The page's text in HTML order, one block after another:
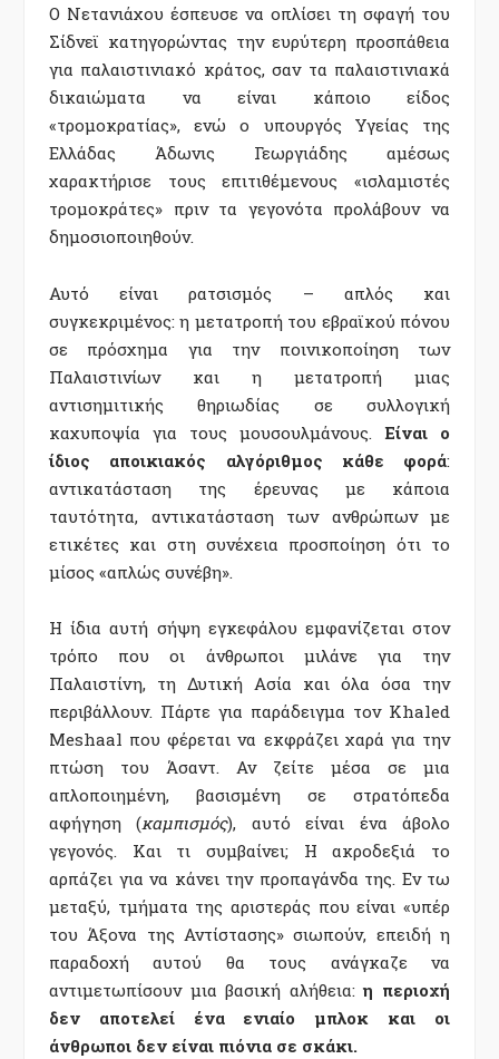
Ο Νετανιάχου έσπευσε να οπλίσει τη σφαγή του
Σίδνεϊ κατηγορώντας την ευρύτερη προσπάθεια
για παλαιστινιακό κράτος, σαν τα παλαιστινιακά
δικαιώματα να είναι κάποιο είδος
«τρομοκρατίας», ενώ ο υπουργός Υγείας της
Ελλάδας Άδωνις Γεωργιάδης αμέσως
χαρακτήρισε τους επιτιθέμενους «ισλαμιστές
τρομοκράτες» πριν τα γεγονότα προλάβουν να
δημοσιοποιηθούν.
Αυτό είναι ρατσισμός – απλός και
συγκεκριμένος: η μετατροπή του εβραϊκού πόνου
σε πρόσχημα για την ποινικοποίηση των
Παλαιστινίων και η μετατροπή μιας
αντισημιτικής θηριωδίας σε συλλογική
καχυποψία για τους μουσουλμάνους. Είναι ο
ίδιος αποικιακός αλγόριθμος κάθε φορά:
αντικατάσταση της έρευνας με κάποια
ταυτότητα, αντικατάσταση των ανθρώπων με
ετικέτες και στη συνέχεια προσποίηση ότι το
μίσος «απλώς συνέβη».
Η ίδια αυτή σήψη εγκεφάλου εμφανίζεται στον
τρόπο που οι άνθρωποι μιλάνε για την
Παλαιστίνη, τη Δυτική Ασία και όλα όσα την
περιβάλλουν. Πάρτε για παράδειγμα τον Khaled
Meshaal που φέρεται να εκφράζει χαρά για την
πτώση του Άσαντ. Αν ζείτε μέσα σε μια
απλοποιημένη, βασισμένη σε στρατόπεδα
αφήγηση (καμπισμός), αυτό είναι ένα άβολο
γεγονός. Και τι συμβαίνει; Η ακροδεξιά το
αρπάζει για να κάνει την προπαγάνδα της. Εν τω
μεταξύ, τμήματα της αριστεράς που είναι «υπέρ
του Άξονα της Αντίστασης» σιωπούν, επειδή η
παραδοχή αυτού θα τους ανάγκαζε να
αντιμετωπίσουν μια βασική αλήθεια:η περιοχή
δεν αποτελεί ένα ενιαίο μπλοκ και οι
άνθρωποι δεν είναι πιόνια σε σκάκι.